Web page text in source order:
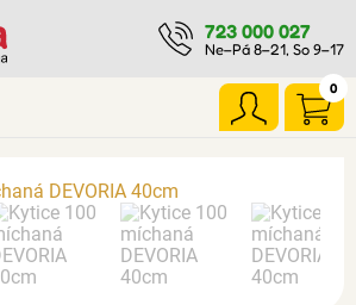
723 000 027
Ne–Pá 8–21, So 9–17
0